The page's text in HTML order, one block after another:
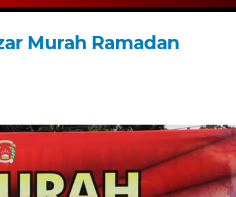
Murah Ramadan